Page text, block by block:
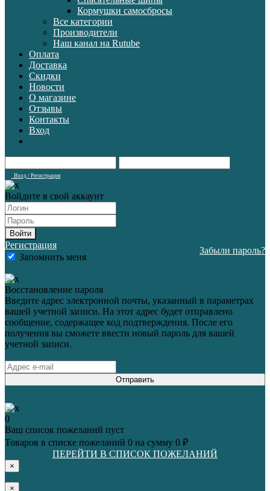
Кормушки самосбросы
Все категории
Производители
Наш канал на Rutube
Оплата
Доставка
Скидки
Новости
О магазине
Отзывы
Контакты
Вход
Вход / Регистрация
Войдите в свой аккаунт
Войти
Регистрация
Запомнить меня
Забыли пароль?
Восстановление пароля
Введите адрес электронной почты, указанный в параметрах
вашей учетной записи. На этот адрес будет отправлено
сообщение, содержащее код подтверждения. После его
получения вы сможете ввести новый пароль для вашей
учетной записи.
Отправить
0
Ваш список пожеланий пуст
Товаров в списке пожеланий 0 на сумму 0 ₽
ПЕРЕЙТИ В СПИСОК ПОЖЕЛАНИЙ
×
×